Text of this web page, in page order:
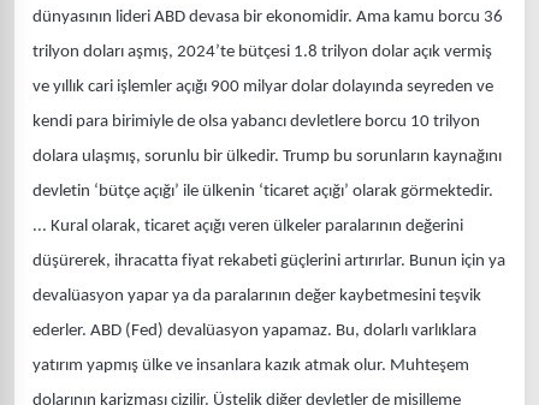
dünyasının lideri ABD devasa bir ekonomidir. Ama kamu borcu 36
trilyon doları aşmış, 2024’te bütçesi 1.8 trilyon dolar açık vermiş
ve yıllık cari işlemler açığı 900 milyar dolar dolayında seyreden ve
kendi para birimiyle de olsa yabancı devletlere borcu 10 trilyon
dolara ulaşmış, sorunlu bir ülkedir. Trump bu sorunların kaynağını
devletin ‘bütçe açığı’ ile ülkenin ‘ticaret açığı’ olarak görmektedir.
... Kural olarak, ticaret açığı veren ülkeler paralarının değerini
düşürerek, ihracatta fiyat rekabeti güçlerini artırırlar. Bunun için ya
devalüasyon yapar ya da paralarının değer kaybetmesini teşvik
ederler. ABD (Fed) devalüasyon yapamaz. Bu, dolarlı varlıklara
yatırım yapmış ülke ve insanlara kazık atmak olur. Muhteşem
dolarının karizması çizilir. Üstelik diğer devletler de misilleme